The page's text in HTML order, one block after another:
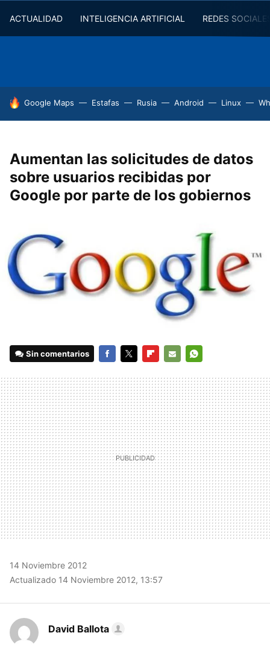
ACTUALIDAD INTELIGENCIA ARTIFICIAL REDES
HOY SE HABLA DE
Google Maps Estafas Rusia Android Linux
Aumentan las solicitudes de datos
sobre usuarios recibidas por
Google por parte de los gobiernos
Sin comentarios
MAIL
14 Noviembre 2012
Actualizado 14 Noviembre 2012, 13:57
David Ballota